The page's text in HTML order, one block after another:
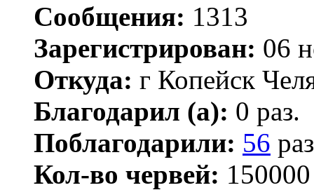
Сообщения: 1313
Зарегистрирован: 06
Откуда: г Копейск
Благодарил (а): 0 раз.
Поблагодарили: 56
Кол-во червей: 150000